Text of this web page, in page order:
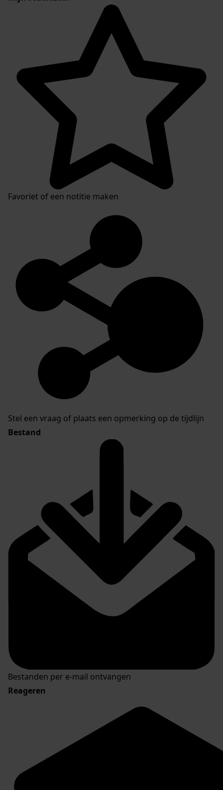
Favoriet of een notitie maken
Stel een vraag of plaats een opmerking op de tijdlijn
Bestand
Bestanden per e-mail ontvangen
Reageren